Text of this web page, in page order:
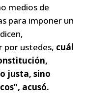
medios de
para imponer un
por ustedes, cuál
justa, sino
acusó.